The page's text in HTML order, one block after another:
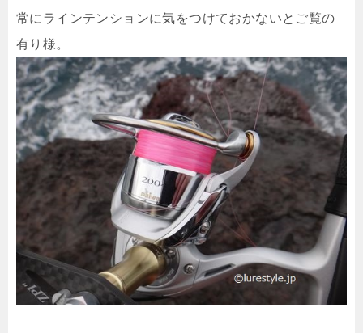
常にラインテンションに気をつけておかないとご覧の
有り様。